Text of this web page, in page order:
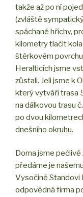
takže až po ní
(zvláště
spáchané hříchy,
kilometry tlačit
štěrkovém
Heralticích jsme
zůstali. Jeli jsme k
který vytváří trasa
na dálkovou trasu
po dvou
dnešního okruhu.
Doma jsme
předáme je
Vysočině Standovi
odpovědná firma